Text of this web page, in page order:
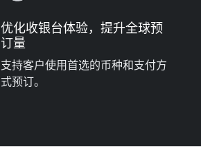
优化收银台体验，提升全球预
订量
支持客户使用首选的币种和支付方
式预订。